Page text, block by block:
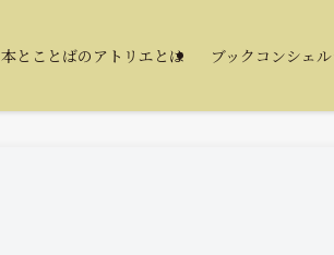
本とことばのアトリエとは ブックコンシェ